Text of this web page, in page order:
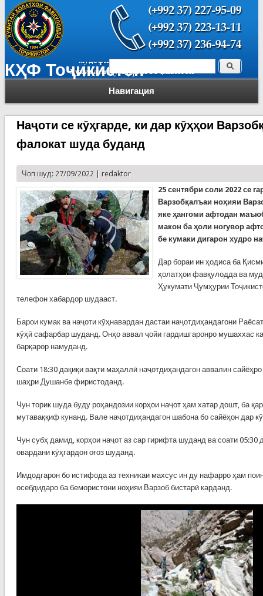
КҲФ Тоҷикистон
Навигация
Форма поиска Поиск
Наҷоти се кӯҳгарде, ки дар кӯҳҳои
фалокат шуда буданд
Чоп шуд: 27/09/2022 | redaktor
25 сентябри соли 2022 се
Варзобқалъаи ноҳияи
яке ҳангоми афтодан
макон ба ҳоли ногувор
бе кумаки дигарон худро
Дар бораи ин ҳодиса ба
ҳолатҳои фавқулодда ва
Ҳукумати Ҷумҳурии
телефон хабардор шудааст.
Барои кумак ва наҷоти кӯҳнавардан дастаи наҷотдиҳандагони
кӯҳӣ сафарбар шуданд. Онҳо аввал ҷойи гардишгаронро мушаххас
барқарор намуданд.
Соати 18:30 дақиқи вақти маҳаллӣ наҷотдиҳандагон аввалин
шаҳри Душанбе фиристоданд.
Чун торик шуда буду роҳандозии корҳои наҷот ҳам хатар дошт, ба
мутаваққиф кунанд. Вале наҷотдиҳандагон шабона бо сайёҳон дар
Чун субҳ дамид, корҳои наҷот аз сар гирифта шуданд ва соати 05:30
овардани кӯҳгардон оғоз шуданд.
Имдодгарон бо истифода аз техникаи махсус ин ду нафарро ҳам
осебдидаро ба бемористони ноҳияи Варзоб бистарӣ карданд.